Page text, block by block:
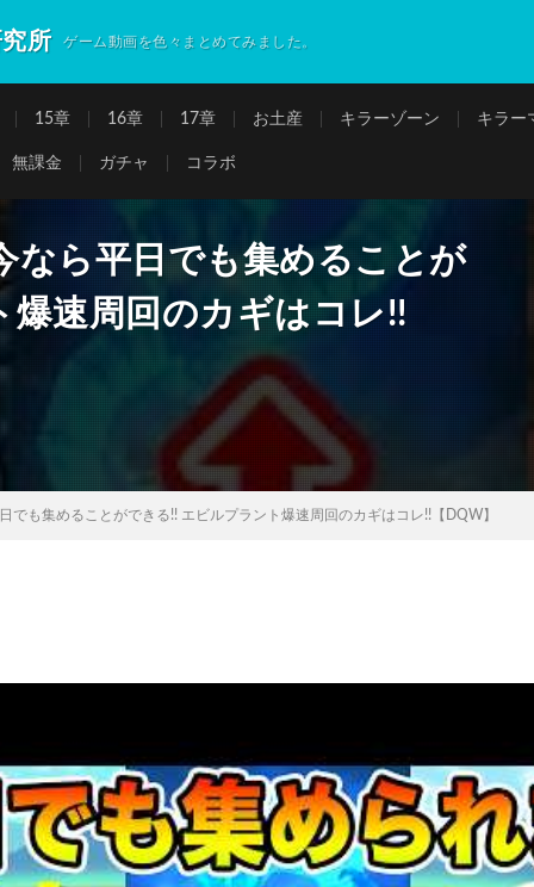
所 ゲーム動画を色々まとめてみました。
15章 16章 17章 お土産 キラーゾーン キラー
無課金 ガチャ コラボ
なら平日でも集めることが
速周回のカギはコレ!!
でも集めることができる!! エビルプラント爆速周回のカギはコレ!!【DQW】